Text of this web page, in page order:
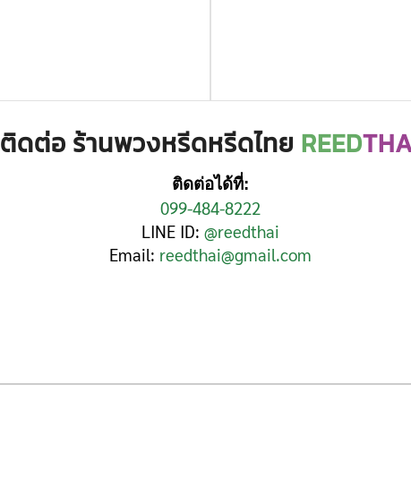
ติดต่อ ร้านพวงหรีดหรีดไทย REED
ติดต่อได้ที่:
099-484-8222
LINE ID: @reedthai
Email: reedthai@gmail.com